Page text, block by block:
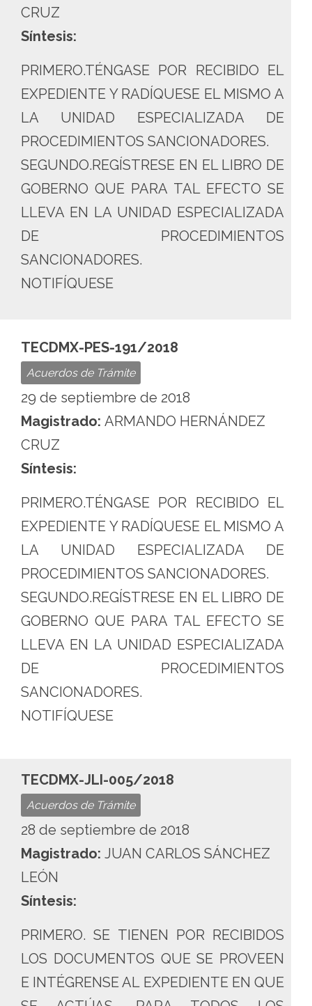
CRUZ
Síntesis:
PRIMERO.TÉNGASE POR RECIBIDO EL
EXPEDIENTE Y RADÍQUESE EL MISMO A
LA UNIDAD ESPECIALIZADA DE
PROCEDIMIENTOS SANCIONADORES.
SEGUNDO.REGÍSTRESE EN EL LIBRO DE
GOBERNO QUE PARA TAL EFECTO SE
LLEVA EN LA UNIDAD ESPECIALIZADA
DE PROCEDIMIENTOS
SANCIONADORES.
NOTIFÍQUESE
TECDMX-PES-191/2018
Acuerdos de Trámite
29 de septiembre de 2018
Magistrado: ARMANDO HERNÁNDEZ
CRUZ
Síntesis:
PRIMERO.TÉNGASE POR RECIBIDO EL
EXPEDIENTE Y RADÍQUESE EL MISMO A
LA UNIDAD ESPECIALIZADA DE
PROCEDIMIENTOS SANCIONADORES.
SEGUNDO.REGÍSTRESE EN EL LIBRO DE
GOBERNO QUE PARA TAL EFECTO SE
LLEVA EN LA UNIDAD ESPECIALIZADA
DE PROCEDIMIENTOS
SANCIONADORES.
NOTIFÍQUESE
TECDMX-JLI-005/2018
Acuerdos de Trámite
28 de septiembre de 2018
Magistrado: JUAN CARLOS SÁNCHEZ
LEÓN
Síntesis:
PRIMERO. SE TIENEN POR RECIBIDOS
LOS DOCUMENTOS QUE SE PROVEEN
E INTÉGRENSE AL EXPEDIENTE EN QUE